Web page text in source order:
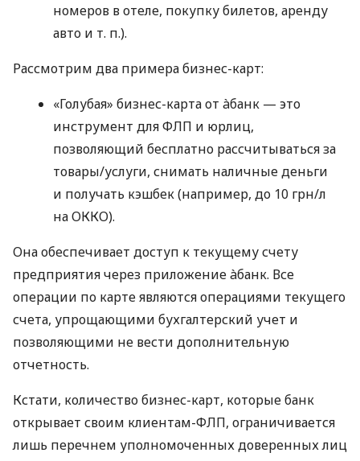
номеров в отеле, покупку билетов, аренду
авто и т. п.).
Рассмотрим два примера бизнес-карт:
«Голубая» бизнес-карта от àбанк — это
инструмент для ФЛП и юрлиц,
позволяющий бесплатно рассчитываться за
товары/услуги, снимать наличные деньги
и получать кэшбек (например, до 10 грн/л
на ОККО).
Она обеспечивает доступ к текущему счету
предприятия через приложение àбанк. Все
операции по карте являются операциями текущего
счета, упрощающими бухгалтерский учет и
позволяющими не вести дополнительную
отчетность.
Кстати, количество бизнес-карт, которые банк
открывает своим клиентам-ФЛП, ограничивается
лишь перечнем уполномоченных доверенных лиц